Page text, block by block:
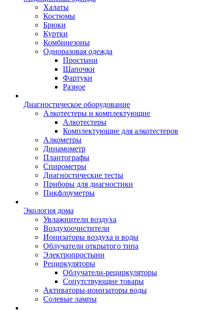
Халаты
Костюмы
Брюки
Куртки
Комбинезоны
Одноразовая одежда
Простыни
Шапочки
Фартуки
Разное
Диагностическое оборудование
Алкотестеры и комплектующие
Алкотестеры
Комплектующие для алкотестеров
Алкометры
Динамометр
Плантографы
Спирометры
Диагностические тесты
Приборы для диагностики
Пикфлоуметры
Экология дома
Увлажнители воздуха
Воздухоочистители
Ионизаторы воздуха и воды
Облучатели открытого типа
Электропростыни
Рециркуляторы
Облучатели-рециркуляторы
Сопутствующие товары
Активаторы-ионизаторы воды
Солевые лампы